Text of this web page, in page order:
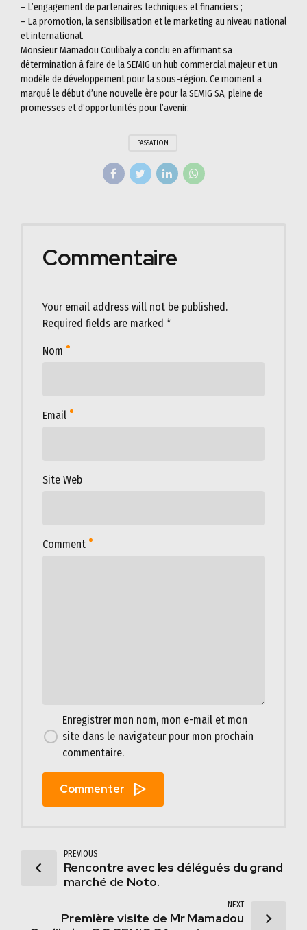
– L’engagement de partenaires techniques et financiers ;
– La promotion, la sensibilisation et le marketing au niveau national
et international.
Monsieur Mamadou Coulibaly a conclu en affirmant sa
détermination à faire de la SEMIG un hub commercial majeur et un
modèle de développement pour la sous-région. Ce moment a
marqué le début d’une nouvelle ère pour la SEMIG SA, pleine de
promesses et d’opportunités pour l’avenir.
PASSATION
Commentaire
Your email address will not be published.
Required fields are marked *
Comment
Nom
Email
Site Web
Enregistrer mon nom, mon e-mail et mon
site dans le navigateur pour mon prochain
commentaire.
Commenter
PREVIOUS
Rencontre avec les délégués du grand
marché de Noto.
NEXT
Première visite de Mr Mamadou